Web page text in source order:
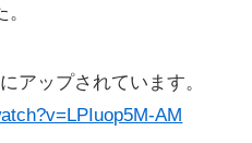
アップされています。
AM